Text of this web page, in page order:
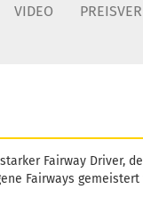
VIDEO
Fairway Driver,
Fairways